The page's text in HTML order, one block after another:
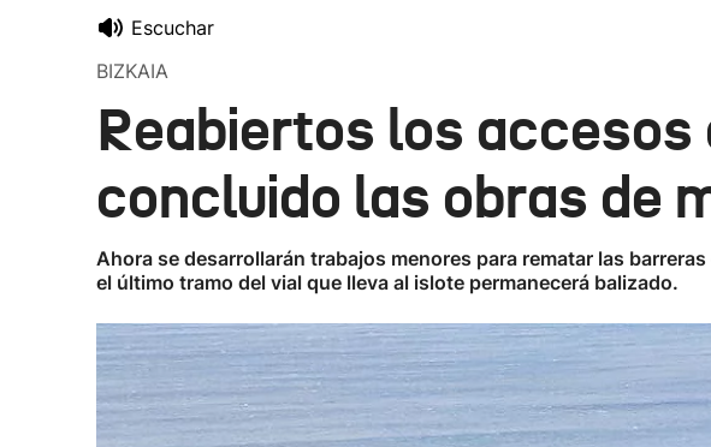
Escuchar
BIZKAIA
Reabiertos los
concluido las obras de
Ahora se desarrollarán trabajos menores para rematar las
el último tramo del vial que lleva al islote permanecerá balizado.